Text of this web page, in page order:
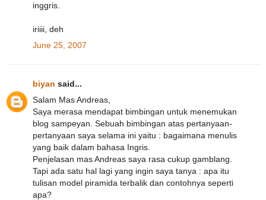
inggris.
iriiii, deh
June 25, 2007
biyan said...
Salam Mas Andreas,
Saya merasa mendapat bimbingan untuk menemukan
blog sampeyan. Sebuah bimbingan atas pertanyaan-
pertanyaan saya selama ini yaitu : bagaimana menulis
yang baik dalam bahasa Ingris.
Penjelasan mas Andreas saya rasa cukup gamblang.
Tapi ada satu hal lagi yang ingin saya tanya : apa itu
tulisan model piramida terbalik dan contohnya seperti
apa?